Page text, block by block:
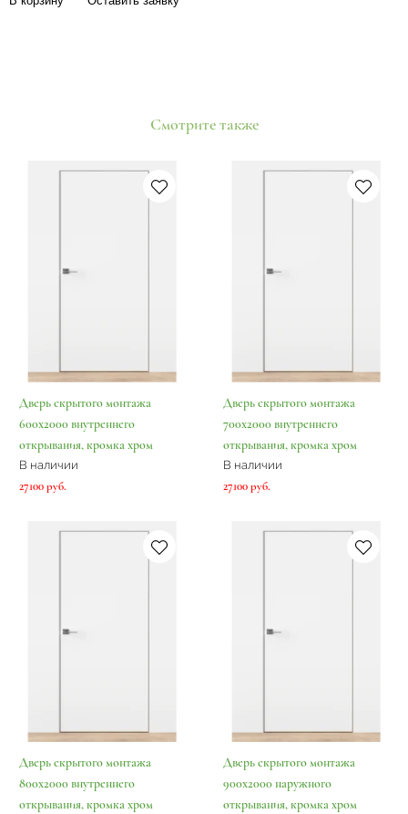
Смотрите также
Дверь скрытого монтажа
600х2000 внутреннего
открывания, кромка хром
В наличии
27100 руб.
Дверь скрытого монтажа
700х2000 внутреннего
открывания, кромка хром
В наличии
27100 руб.
Дверь скрытого монтажа
800х2000 внутреннего
открывания, кромка хром
Дверь скрытого монтажа
900х2000 наружного
открывания, кромка хром